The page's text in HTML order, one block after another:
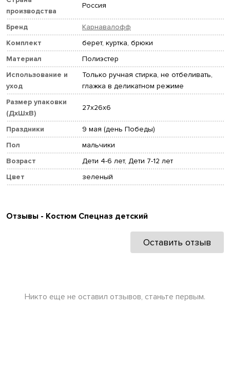
производства
Россия
Бренд
Карнавалофф
Комплект
берет, куртка, брюки
Материал
Полиэстер
Использование и
уход
Только ручная стирка, не отбеливать,
глажка в деликатном режиме
Размер упаковки
(ДхШхВ)
27x26x6
Праздники
9 мая (день Победы)
Пол
мальчики
Возраст
Дети 4-6 лет, Дети 7-12 лет
Цвет
зеленый
Отзывы - Костюм Спецназ детский
Оставить отзыв
Никто еще не оставил отзывов, станьте первым.